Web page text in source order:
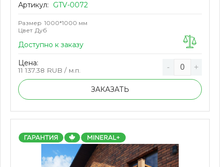
Артикул: GTV-0072
Размер 1000*1000 мм
Цвет Дуб
Доступно к заказу
Цена:
11 137.38 RUB / м.п. - +
ЗАКАЗАТЬ